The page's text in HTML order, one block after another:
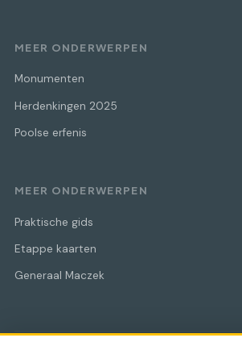
MEER ONDERWERPEN
Monumenten
Herdenkingen 2025
Poolse erfenis
MEER ONDERWERPEN
Praktische gids
Etappe kaarten
Generaal Maczek